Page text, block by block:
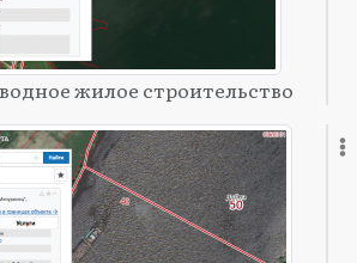
жилое строительство